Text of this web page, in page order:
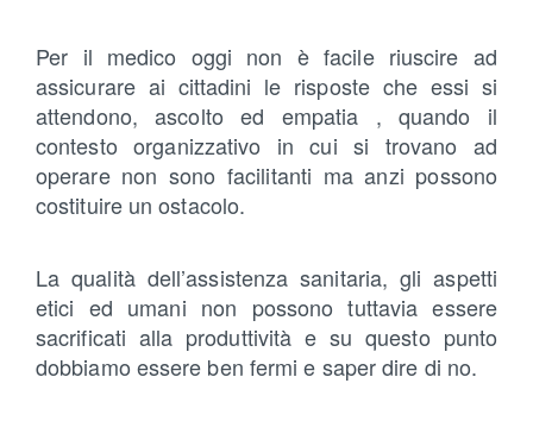
Per il medico oggi non è facile riuscire ad
assicurare ai cittadini le risposte che essi si
attendono, ascolto ed empatia , quando il
contesto organizzativo in cui si trovano ad
operare non sono facilitanti ma anzi possono
costituire un ostacolo.
La qualità dell’assistenza sanitaria, gli aspetti
etici ed umani non possono tuttavia essere
sacrificati alla produttività e su questo punto
dobbiamo essere ben fermi e saper dire di no.